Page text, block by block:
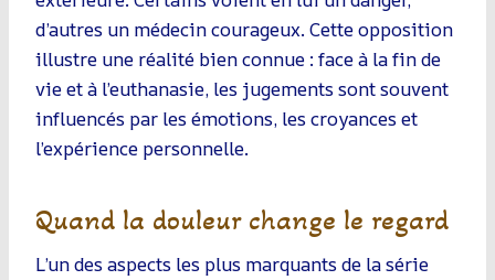
d’autres un médecin courageux. Cette opposition
illustre une réalité bien connue : face à la fin de
vie et à l’euthanasie, les jugements sont souvent
influencés par les émotions, les croyances et
l’expérience personnelle.
Quand la douleur change le regard
L’un des aspects les plus marquants de la série